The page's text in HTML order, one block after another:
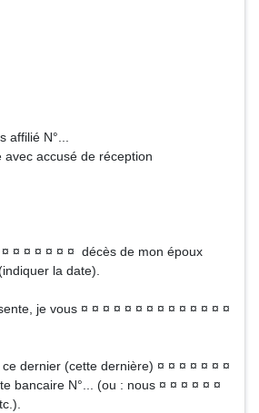
N°...
accusé de réception
¤ ¤ ¤ ¤ ¤ ¤ décès de mon époux
la date).
je vous ¤ ¤ ¤ ¤ ¤ ¤ ¤ ¤ ¤ ¤ ¤ ¤ ¤ ¤
dernier (cette dernière) ¤ ¤ ¤ ¤ ¤ ¤ ¤
bancaire N°... (ou : nous ¤ ¤ ¤ ¤ ¤ ¤